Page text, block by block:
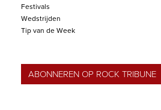
Festivals
Wedstrijden
Tip van de Week
ABONNEREN OP ROCK TRIBUNE